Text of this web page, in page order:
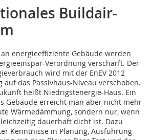
Buildair-
energieeffiziente Gebäude werden
Verordnung verschärft. Der
wird mit der EnEV 2012
das Passivhaus-Niveau verschoben.
heißt Niedrigstenergie-Haus. Ein
Gebäude erreicht man aber nicht mehr
Wärmedämmung, sondern nur, wenn
dauerhaft dicht ist. Dazu
Kenntnisse in Planung, Ausführung